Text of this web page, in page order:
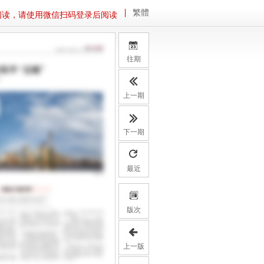
，请使用微信扫码登录后阅读 繁體
往期
上一期
下一期
最近
版次
上一版